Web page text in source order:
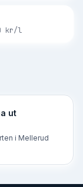
kr/l
ut
i Mellerud